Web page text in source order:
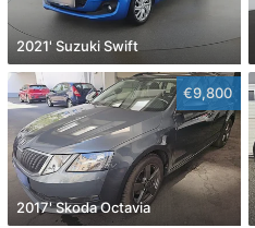
2021' Suzuki Swift
€9,800
2017' Skoda Octavia